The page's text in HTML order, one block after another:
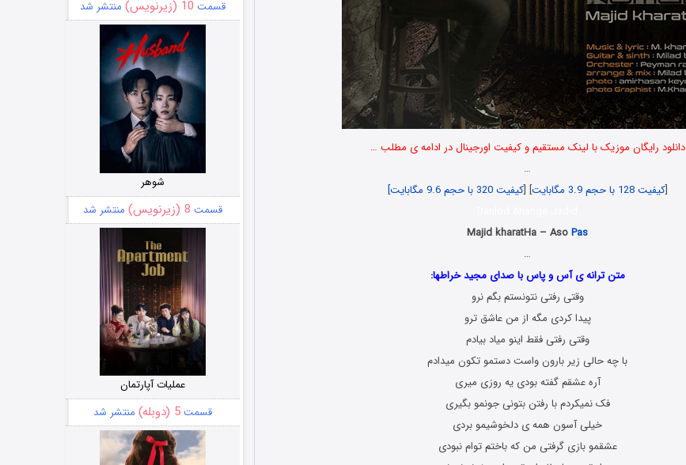
دانلود رایگان موزیک با لینک مستقیم و کیفیت اورجینال در ادامه ی مطلب …
…
[کیفیت 128 با حجم 3.9 مگابایت ] [کیفیت 320 با حجم 9.6 مگابایت]
Majid kharatHa – AsoPas
…
متن ترانه ی آس و پاس با صدای مجید خراطها:
وقتی رفتی نتونستم بگم نرو
پیدا کردی مگه از من عاشق ترو
وقتی رفتی فقط اینو میاد بیادم
با چه حالی زیر بارون واست دستمو تکون میدادم
آره عشقم گفته بودی یه روزی میری
فک نمیکردم با رفتن بتونی جونمو بگیری
خیلی آسون همه ی دلخوشیمو بردی
عشقمو بازی گرفتی من که باختم توام نبودی
قسمت 10 (زیرنویس) منتشر شد
شوهر
قسمت 8 (زیرنویس) منتشر شد
عملیات آپارتمان
قسمت5 (دوبله) منتشر شد